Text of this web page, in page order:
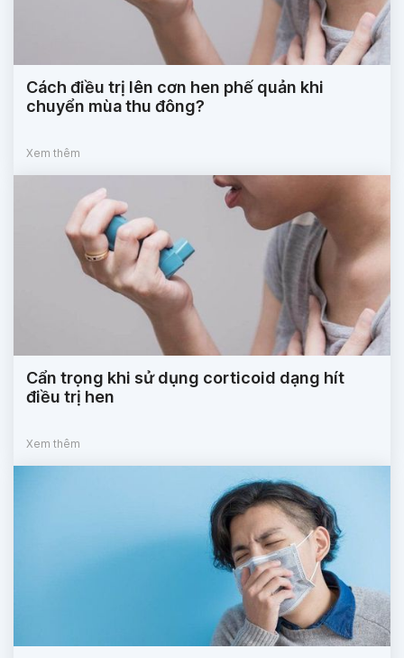
Cách điều trị lên cơn hen phế quản khi
chuyển mùa thu đông?
Xem thêm
Cẩn trọng khi sử dụng corticoid dạng hít
điều trị hen
Xem thêm